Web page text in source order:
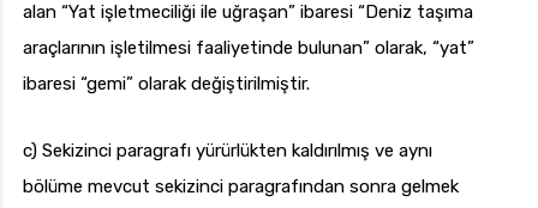
alan “Yat işletmeciliği ile uğraşan” ibaresi “Deniz taşıma
araçlarının işletilmesi faaliyetinde bulunan” olarak, “yat”
ibaresi “gemi” olarak değiştirilmiştir.
c) Sekizinci paragrafı yürürlükten kaldırılmış ve aynı
bölüme mevcut sekizinci paragrafından sonra gelmek